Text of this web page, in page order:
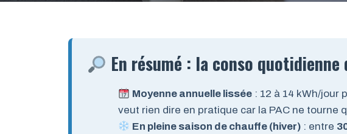
En résumé : la conso
Moyenne annuelle lissée : 12 à 14 kWh/jour
veut rien dire en pratique car la PAC ne tourne
En pleine saison de chauffe (hiver) : entre